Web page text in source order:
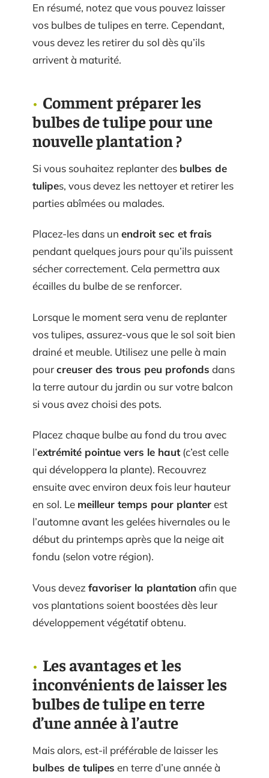
En résumé, notez que vous pouvez laisser
vos bulbes de tulipes en terre. Cependant,
vous devez les retirer du sol dès qu’ils
arrivent à maturité.
Comment préparer les
bulbes de tulipe pour une
nouvelle plantation ?
Si vous souhaitez replanter des bulbes de
tulipes, vous devez les nettoyer et retirer les
parties abîmées ou malades.
Placez-les dans un endroit sec et frais
pendant quelques jours pour qu’ils puissent
sécher correctement. Cela permettra aux
écailles du bulbe de se renforcer.
Lorsque le moment sera venu de replanter
vos tulipes, assurez-vous que le sol soit bien
drainé et meuble. Utilisez une pelle à main
pourcreuser des trous peu profonds dans
la terre autour du jardin ou sur votre balcon
si vous avez choisi des pots.
Placez chaque bulbe au fond du trou avec
l’extrémité pointue vers le haut(c’est celle
qui développera la plante). Recouvrez
ensuite avec environ deux fois leur hauteur
en sol. Le meilleur temps pour planterest
l’automne avant les gelées hivernales ou le
début du printemps après que la neige ait
fondu (selon votre région).
Vous devez favoriser la plantationafin que
vos plantations soient boostées dès leur
développement végétatif obtenu.
Les avantages et les
inconvénients de laisser les
bulbes de tulipe en terre
d’une année à l’autre
Mais alors, est-il préférable de laisser les
bulbes de tulipes en terre d’une année à